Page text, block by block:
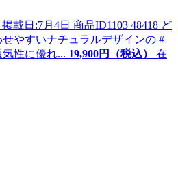
掲載日:7月4日 商品ID1103 48418 ど
やすいナチュラルデザインの #
性に優れ... 19,900円（税込）
在